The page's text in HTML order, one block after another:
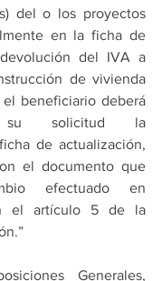
del o los proyectos
en la ficha de
del IVA a
de vivienda
beneficiario deberá
solicitud la
de actualización,
el documento que
efectuado en
el artículo 5 de la
Generales,